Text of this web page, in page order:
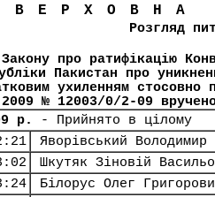
Розгляд
Закону про ратифікацію
Пакистан про
ухиленням
№ 12003/0/2-09
р.
- Прийнято в цілому
Яворівський Володимир
Шкутяк Зіновій
Білорус Олег